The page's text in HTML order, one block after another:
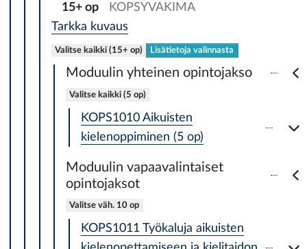
15+ op
KOPSYVAKIMA
Tarkka kuvaus
Valitse kaikki (15+ op) Lisätietoja valinnasta
Moduulin yhteinen opintojakso
Valitse kaikki (5 op)
KOPS1010 Aikuisten
kielenoppiminen (5 op)
Moduulin vapaavalintaiset
opintojaksot
Valitse väh. 10 op
KOPS1011 Työkaluja aikuisten